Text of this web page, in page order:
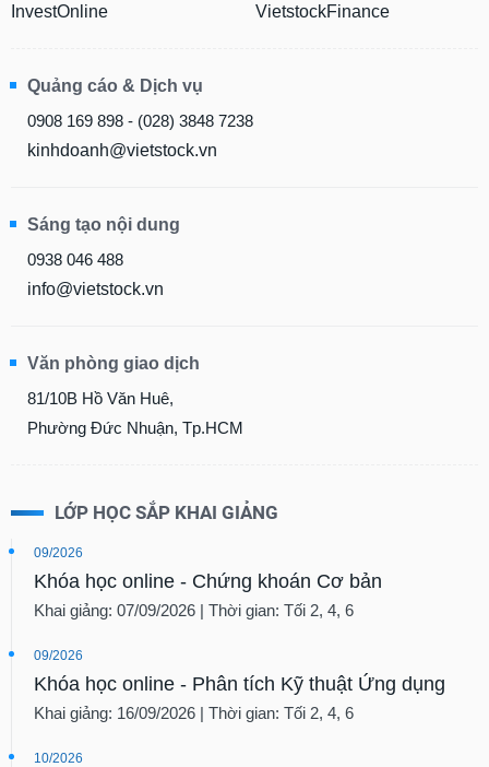
InvestOnline
VietstockFinance
Quảng cáo & Dịch vụ
0908 169 898 - (028) 3848 7238
kinhdoanh@vietstock.vn
Sáng tạo nội dung
0938 046 488
info@vietstock.vn
Văn phòng giao dịch
81/10B Hồ Văn Huê,
Phường Đức Nhuận, Tp.HCM
LỚP HỌC SẮP KHAI GIẢNG
09/2026
Khóa học online - Chứng khoán Cơ bản
Khai giảng: 07/09/2026 | Thời gian: Tối 2, 4, 6
09/2026
Khóa học online - Phân tích Kỹ thuật Ứng dụng
Khai giảng: 16/09/2026 | Thời gian: Tối 2, 4, 6
10/2026